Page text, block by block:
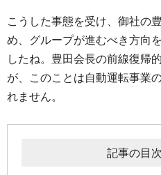
こうした事態を受け、御社の
め、グループが進むべき方向
したね。豊田会長の前線復帰
が、このことは自動運転事業
れません。
記事の目次